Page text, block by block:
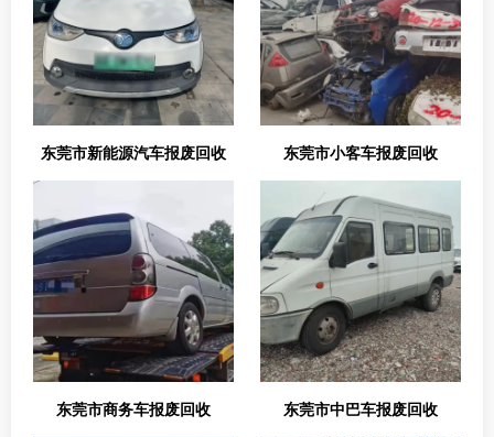
东莞市新能源汽车报废回收 东莞市小客车报废回收
东莞市商务车报废回收 东莞市中巴车报废回收